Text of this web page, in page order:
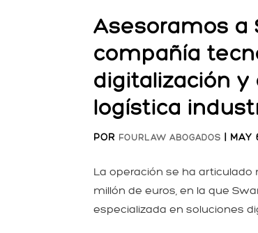
Asesoramos a
compañía
digitalización
logística
POR FOURLAW ABOGADOS | MAY
La operación se ha
millón de euros, en la que
especializada en soluciones